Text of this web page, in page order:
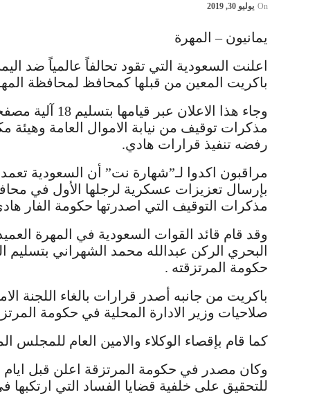
On يوليو 30, 2019
يمانيون – المهرة
اعلنت السعودية التي تقود تحالفاً عالمياً ضد
باكريت المعين من قبلها كمحافظ لمحافظة
وجاء هذا
مذكرات توقيف من نيابة الاموال العامة
رفضه تنفيذ قرارات هادي.
مراقبون اكدوا لـ”شهارة نت” أن السعودية
بإرسال تعزيزات عسكرية لرجلها الأول في
مذكرات التوقيف التي اصدرتها حكومة الفار
وقد قام قائد القوات السعودية في المهرة
البحري الركن عبدالله محمد الشهراني
حكومة المرتزقته .
باكريت من جانبه أصدر قرارات بالغاء اللجنة
صلاحيات وزير الادارة المحلية في حكومة
كما قام بإقصاء الوكلاء والامين العام للمجلس
وكان مصدر في حكومة المرتزقة اعلن قبل
للتحقيق على خلفية قضايا الفساد التي ارتكبها في